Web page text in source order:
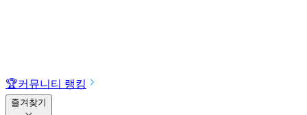
🏆커뮤니티 랭킹
즐겨찾기